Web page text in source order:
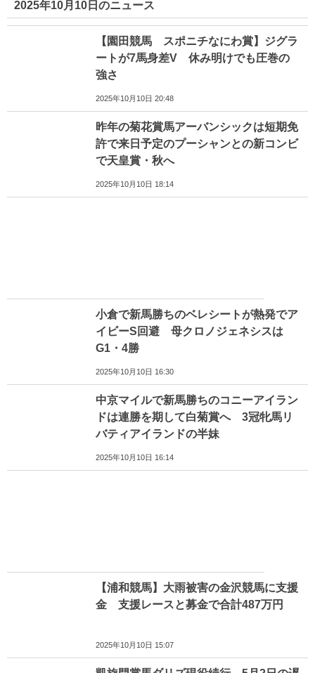
2025年10月10日のニュース
【園田競馬 スポニチなにわ賞】ジグラ
ートが7馬身差V 休み明けでも圧巻の
強さ
2025年10月10日 20:48
昨年の菊花賞馬アーバンシックは短期免
許で来日予定のプーシャンとの新コンビ
で天皇賞・秋へ
2025年10月10日 18:14
小倉で新馬勝ちのベレシートが熱発でア
イビーS回避 母クロノジェネシスは
G1・4勝
2025年10月10日 16:30
中京マイルで新馬勝ちのコニーアイラン
ドは連勝を期して白菊賞へ 3冠牝馬リ
バティアイランドの半妹
2025年10月10日 16:14
【浦和競馬】大雨被害の金沢競馬に支援
金 支援レースと募金で合計487万円
2025年10月10日 15:07